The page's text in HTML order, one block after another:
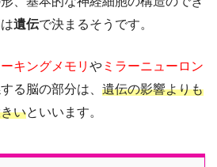
遺伝で決まるそうです。
キングメモリ や ミラーニューロン
る脳の部分は、 遺伝の影響よりも
いといいます。